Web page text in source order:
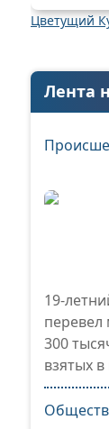
Цветущий
Лента
19-
300
взятых